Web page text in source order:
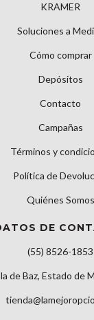
KRAMER
Soluciones a
Cómo comprar
Depósitos
Contacto
Campañas
Términos y
Política de
Quiénes Somos
DE
(55) 8526-1853
de Baz, Estado de